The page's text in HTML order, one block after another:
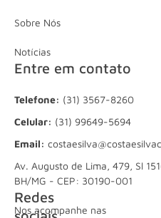
Sobre Nós
Notícias
Entre em contato
Telefone: (31) 3567-8260
Celular: (31) 99649-5694
Email:
Av. Augusto de Lima, 479, Sl
BH/MG - CEP: 30190-001
Redes
Nos acompanhe nas